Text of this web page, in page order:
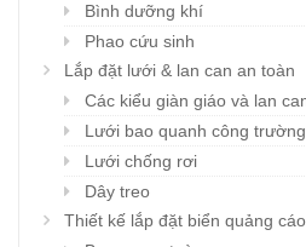
Bình dưỡng khí
Phao cứu sinh
Lắp đặt lưới & lan can an toàn
Các kiểu giàn giáo và lan
Lưới bao quanh công trường
Lưới chống rơi
Dây treo
Thiết kế lắp đặt biển quảng cáo